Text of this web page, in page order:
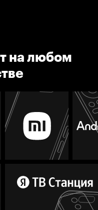
на любом